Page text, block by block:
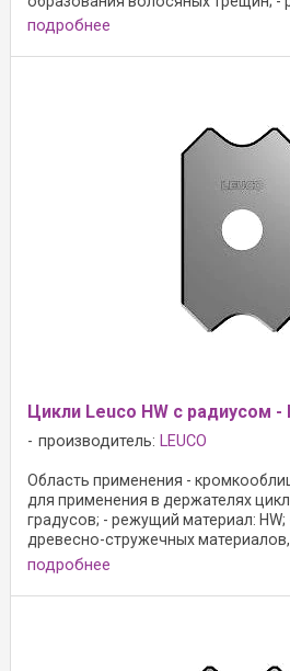
подробнее
Цикли Leuco HW с радиусом -
производитель: LEUCO
Область применения -
для применения в держателях
градусов; - режущий материал: HW;
древесно-стружечных материалов,
подробнее